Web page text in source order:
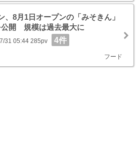
、8月1日オープンの「みそきん」
公開 規模は過去最大に
31 05:44 285pv 4件
フード